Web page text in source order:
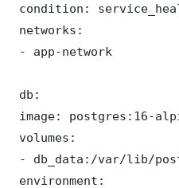
condition:
networks:
- app-network
db:
image: postgres:16-
volumes:
- db_data:/var/lib/
environment: